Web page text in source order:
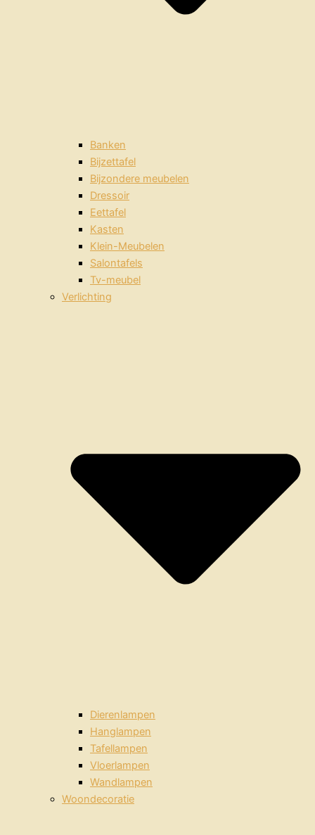
Banken
Bijzettafel
Bijzondere meubelen
Dressoir
Eettafel
Kasten
Klein-Meubelen
Salontafels
Tv-meubel
Verlichting
Dierenlampen
Hanglampen
Tafellampen
Vloerlampen
Wandlampen
Woondecoratie